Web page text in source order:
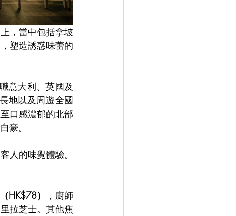
，當中包括拿坡
塑造誘惑味蕾的
意大利、英國及
地以及周遊全國
口感濃郁的北部
豪。
人的味覺體驗。
HK$78）
，廚師
拉芝士。其他焦